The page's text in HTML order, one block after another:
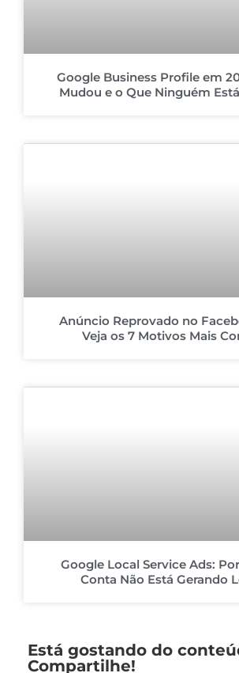
Google Business Profile em
Mudou e o Que Ninguém
Anúncio Reprovado no
Veja os 7 Motivos Mais
Google Local Service Ads:
Conta Não Está Gerando
Está gostando do
Compartilhe!